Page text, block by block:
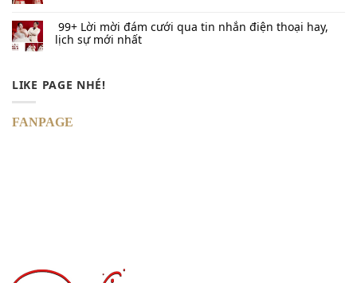
99+ Lời mời đám cưới qua tin nhắn​ điện thoại hay,
lịch sự mới nhất
LIKE PAGE NHÉ!
FANPAGE